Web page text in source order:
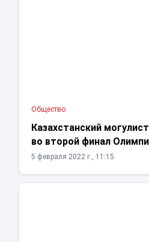
Общество
Казахстанский
во второй финал
5 февраля 2022 г., 11:15